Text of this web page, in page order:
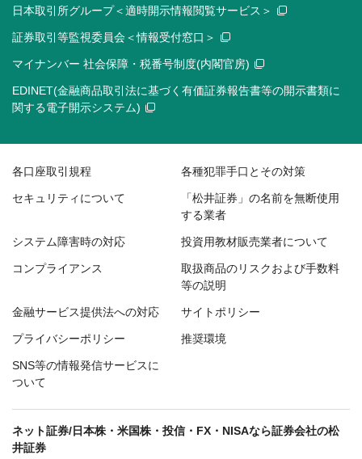
日本取引所グループ＜適時開示情報閲覧サービス＞
証券取引等監視委員会＜情報受付窓口＞
マイナンバー 社会保障・税番号制度(内閣官房)
EDINET(金融商品取引法に基づく有価証券報告書等の開示書類に
関する電子開示システム)
各口座取引規程 各種犯罪手口とその対策
セキュリティについて
「松井証券」の名前を無断使用
する業者
システム障害時の対応 投資用教材販売業者について
コンプライアンス
取扱商品のリスクおよび手数料
等の説明
金融サービス提供法への対応 サイトポリシー
プライバシーポリシー 推奨環境
SNS等の情報発信サービスに
ついて
ネット証券/日本株・米国株・投信・FX・NISAなら証券会社の松
井証券